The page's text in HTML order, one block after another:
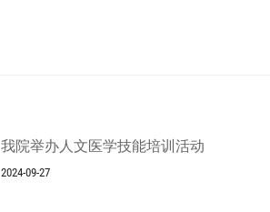
我院举办人文医学技能培训活动
2024-09-27